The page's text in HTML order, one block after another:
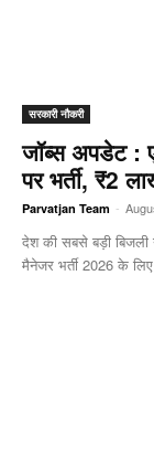
सरकारी नौकरी
जॉब्स अपडेट :
पर भर्ती, ₹2
Parvatjan Team -
देश की सबसे बड़ी बिजली
मैनेजर भर्ती 2026 के